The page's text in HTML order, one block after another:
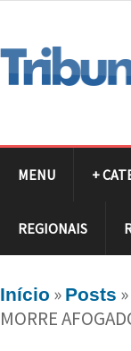
MENU +
REGIONAIS
Início » Posts »
MORRE